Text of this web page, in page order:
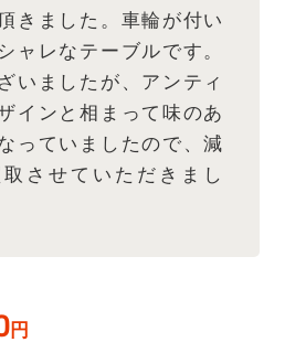
きました。車輪が付い
ャレなテーブルです。
いましたが、アンティ
インと相まって味のあ
っていましたので、減
させていただきまし
円